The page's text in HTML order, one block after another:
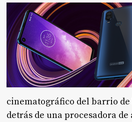
cinematográfico del barrio de
detrás de una procesadora de